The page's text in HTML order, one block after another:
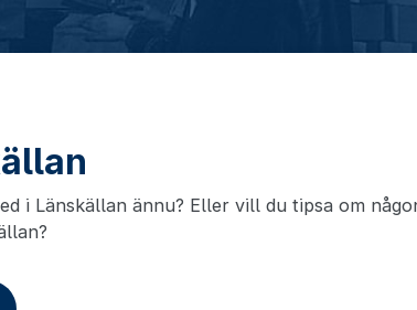
i Länskällan ännu? Eller vill du tipsa om